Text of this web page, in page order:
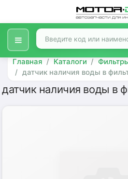
Главная Каталоги
датчик наличия воды в
датчик наличия воды в